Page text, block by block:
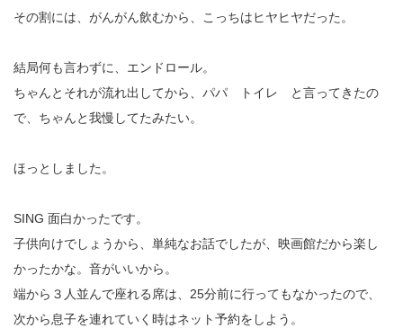
その割には、がんがん飲むから、こっちはヒヤヒヤだった。
結局何も言わずに、エンドロール。
ちゃんとそれが流れ出してから、パパ トイレ と言ってきたの
で、ちゃんと我慢してたみたい。
ほっとしました。
SING 面白かったです。
子供向けでしょうから、単純なお話でしたが、映画館だから楽し
かったかな。音がいいから。
端から３人並んで座れる席は、25分前に行ってもなかったので、
次から息子を連れていく時はネット予約をしよう。